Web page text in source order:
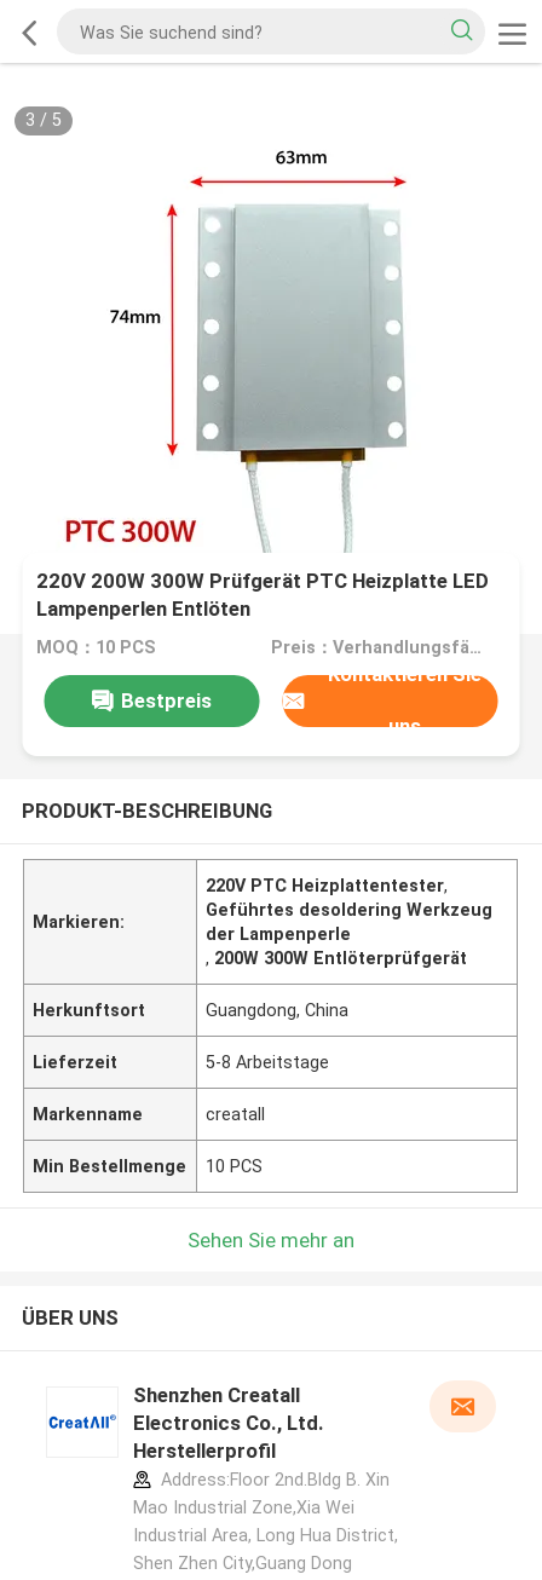
3 / 5
220V 200W 300W Prüfgerät PTC Heizplatte LED
Lampenperlen Entlöten
MOQ：10 PCS Preis：Verhandlungsfähig
Bestpreis
Kontaktieren Sie
uns
PRODUKT-BESCHREIBUNG
Markieren:
220V PTC Heizplattentester,
Geführtes desoldering Werkzeug
der Lampenperle
, 200W 300W Entlöterprüfgerät
Herkunftsort Guangdong, China
Lieferzeit 5-8 Arbeitstage
Markenname creatall
Min Bestellmenge 10 PCS
Sehen Sie mehr an
ÜBER UNS
Shenzhen Creatall
Electronics Co., Ltd.
Herstellerprofil
Address:Floor 2nd.Bldg B. Xin
Mao Industrial Zone,Xia Wei
Industrial Area, Long Hua District,
Shen Zhen City,Guang Dong